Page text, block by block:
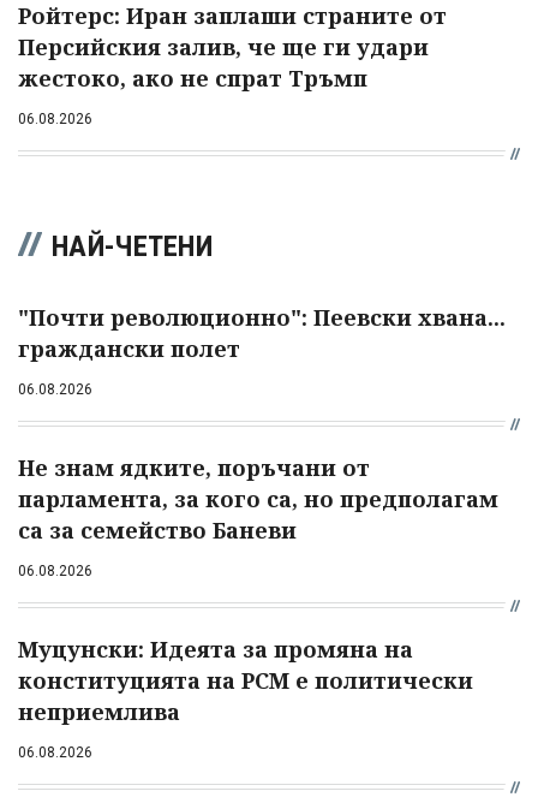
Ройтерс: Иран заплаши страните от
Персийския залив, че ще ги удари
жестоко, ако не спрат Тръмп
06.08.2026
НАЙ-ЧЕТЕНИ
"Почти революционно": Пеевски хвана...
граждански полет
06.08.2026
Не знам ядките, поръчани от
парламента, за кого са, но предполагам
са за семейство Баневи
06.08.2026
Муцунски: Идеята за промяна на
конституцията на РСМ е политически
неприемлива
06.08.2026